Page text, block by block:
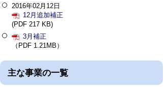
2016年02月12日
12月追加補正
(PDF 217 KB)
3月補正
（PDF 1.21MB）
主な事業の一覧